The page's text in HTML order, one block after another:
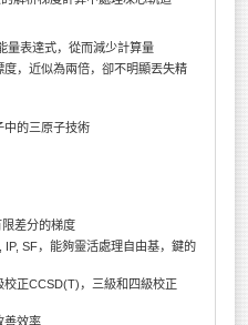
量表達式，從而減少計算量
，近似為兩倍，卻不明顯丟失精
中的三原子技術
差分的梯度
IP, SF，能夠靈活處理自由基，鍵的
正CCSD(T)，三級和四級校正
善效率